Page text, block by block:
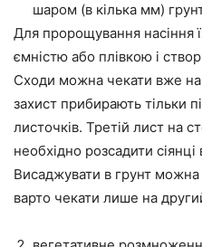
шаром (в кілька мм)
Для пророщування насіння
ємністю або плівкою і
Сходи можна чекати вже
захист прибирають тільки
листочків. Третій лист на
необхідно розсадити сіянці
Висаджувати в грунт
варто чекати лише на